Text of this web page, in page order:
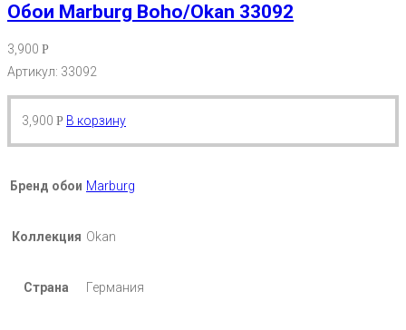
Обои Marburg Boho/Okan 33092
3,900 Р
Артикул: 33092
3,900 Р В корзину
Бренд обои Marburg
Коллекция Okan
Страна Германия